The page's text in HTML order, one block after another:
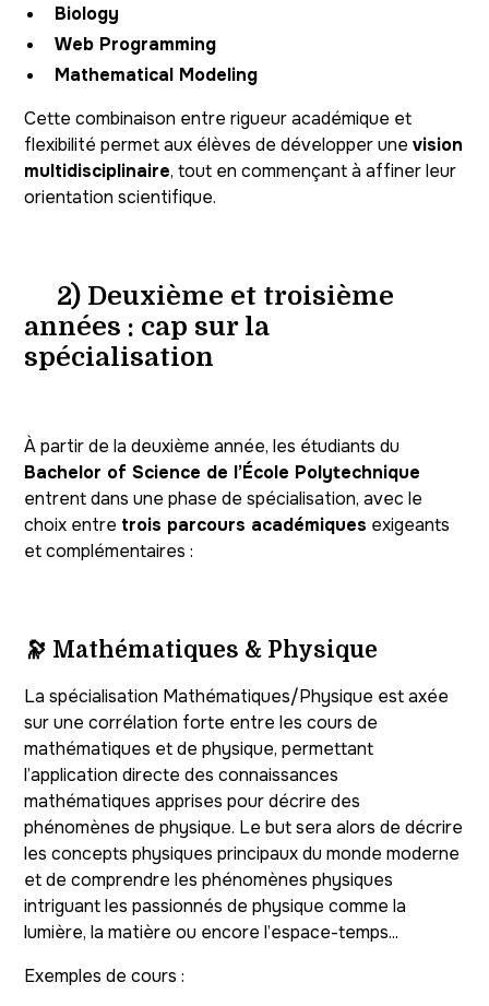
Biology
Web Programming
Mathematical Modeling
Cette combinaison entre rigueur académique et
flexibilité permet aux élèves de développer unevision
multidisciplinaire, tout en commençant à affiner leur
orientation scientifique.
2) Deuxième et troisième
années : cap sur la
spécialisation
À partir de la deuxième année, les étudiants du
Bachelor of Science de l’École Polytechnique
entrent dans une phase de spécialisation, avec le
choix entre trois parcours académiques exigeants
et complémentaires :
🔭 Mathématiques & Physique
La spécialisation Mathématiques/Physique est axée
sur une corrélation forte entre les cours de
mathématiques et de physique, permettant
l’application directe des connaissances
mathématiques apprises pour décrire des
phénomènes de physique. Le but sera alors de décrire
les concepts physiques principaux du monde moderne
et de comprendre les phénomènes physiques
intriguant les passionnés de physique comme la
lumière, la matière ou encore l’espace-temps...
Exemples de cours :